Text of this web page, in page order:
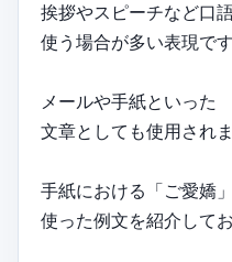
挨拶やスピーチなど口
使う場合が多い表現です
メールや手紙といった
文章としても使用されま
手紙における「ご愛嬌
使った例文を紹介してお